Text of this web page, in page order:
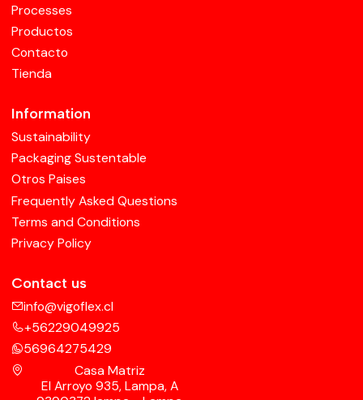
Processes
Productos
Contacto
Tienda
Information
Sustainability
Packaging Sustentable
Otros Paises
Frequently Asked Questions
Terms and Conditions
Privacy Policy
Contact us
info@vigoflex.cl
+56229049925
56964275429
Casa Matriz
El Arroyo 935, Lampa, A